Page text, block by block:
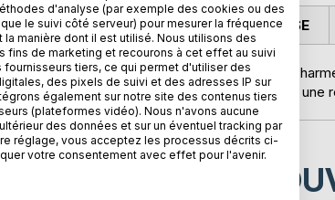
un artiste peintre renommé, tombe sous le
Ils finissent par devenir amants et vivent une
AUTEUR(S) CRITIQUES PRESSE
TITRES À
d'analyse (par exemple des cookies ou des
le suivi côté serveur) pour mesurer la fréquence
manière dont il est utilisé. Nous utilisons des
fins de marketing et recourons à cet effet au suivi
tiers, ce qui permet d'utiliser des
des pixels de suivi et des adresses IP sur
également sur notre site des contenus tiers
(plateformes vidéo). Nous n'avons aucune
des données et sur un éventuel tracking par
réglage, vous acceptez les processus décrits ci-
votre consentement avec effet pour l'avenir.